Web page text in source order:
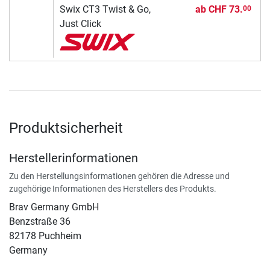
Swix CT3 Twist & Go,
Just Click
ab CHF 73.00
Produktsicherheit
Herstellerinformationen
Zu den Herstellungsinformationen gehören die Adresse und
zugehörige Informationen des Herstellers des Produkts.
Brav Germany GmbH
Benzstraße 36
82178 Puchheim
Germany